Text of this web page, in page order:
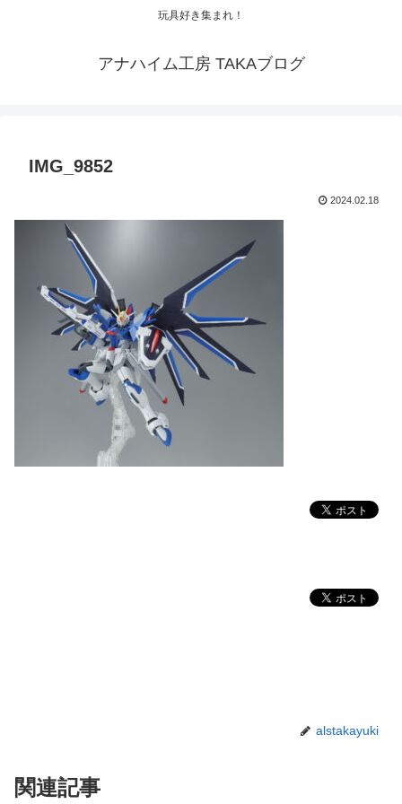
玩具好き集まれ！
アナハイム工房 TAKAブログ
IMG_9852
2024.02.18
alstakayuki
関連記事